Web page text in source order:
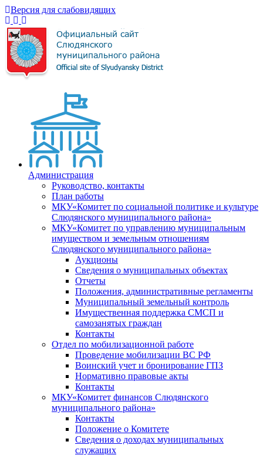
Версия для слабовидящих
Администрация
Руководство, контакты
План работы
МКУ«Комитет по социальной политике и культуре
Слюдянского муниципального района»
МКУ«Комитет по управлению муниципальным
имуществом и земельным отношениям
Слюдянского муниципального района»
Аукционы
Сведения о муниципальных объектах
Отчеты
Положения, административные регламенты
Муниципальный земельный контроль
Имущественная поддержка СМСП и
самозанятых граждан
Контакты
Отдел по мобилизационной работе
Проведение мобилизации ВС РФ
Воинский учет и бронирование ГПЗ
Нормативно правовые акты
Контакты
МКУ«Комитет финансов Слюдянского
муниципального района»
Контакты
Положение о Комитете
Сведения о доходах муниципальных
служащих